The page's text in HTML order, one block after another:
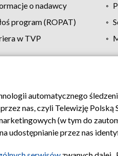
o nadawcy
program (ROPAT)
w TVP
Moje zgody Pomoc
automatycznego
nas, czyli Telewizję Polską
(w tym do
udostępnianie przez nas